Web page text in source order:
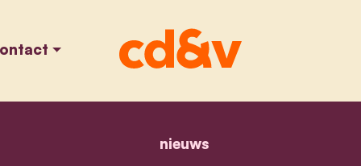
home
nieuws15% meer